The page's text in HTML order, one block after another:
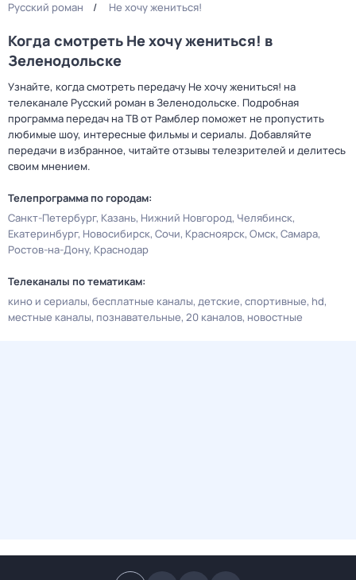
Русский роман
Не хочу жениться!
Когда смотреть Не хочу жениться! в
Зеленодольске
Узнайте, когда смотреть передачу Не хочу жениться! на
телеканале Русский роман в Зеленодольске. Подробная
программа передач на ТВ от Рамблер поможет не пропустить
любимые шоу, интересные фильмы и сериалы. Добавляйте
передачи в избранное, читайте отзывы телезрителей и делитесь
своим мнением.
Телепрограмма по городам:
Санкт-Петербург Казань Нижний Новгород Челябинск
Екатеринбург Новосибирск Сочи Красноярск Омск Самара
Ростов-на-Дону Краснодар
Телеканалы по тематикам:
кино и сериалы бесплатные каналы детские спортивные hd
местные каналы познавательные 20 каналов новостные